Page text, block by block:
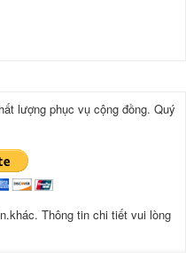
lượng phục vụ cộng đồng. Quý
Thông tin chi tiết vui lòng